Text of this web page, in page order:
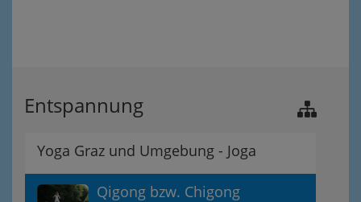
Entspannung
Yoga Graz und Umgebung - Joga
Qigong bzw. Chigong